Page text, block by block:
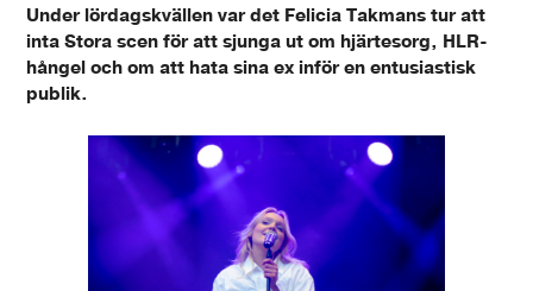
Under lördagskvällen var det Felicia Takmans tur att
inta Stora scen för att sjunga ut om hjärtesorg, HLR-
hångel och om att hata sina ex inför en entusiastisk
publik.